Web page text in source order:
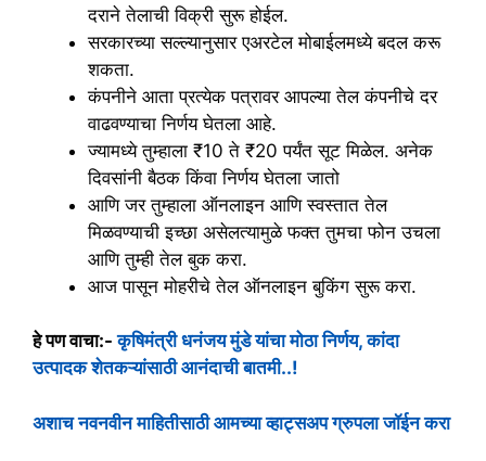
दराने तेलाची विक्री सुरू होईल.
सरकारच्या सल्ल्यानुसार एअरटेल मोबाईलमध्ये बदल करू
शकता.
कंपनीने आता प्रत्येक पत्रावर आपल्या तेल कंपनीचे दर
वाढवण्याचा निर्णय घेतला आहे.
ज्यामध्ये तुम्हाला ₹10 ते ₹20 पर्यंत सूट मिळेल. अनेक
दिवसांनी बैठक किंवा निर्णय घेतला जातो
आणि जर तुम्हाला ऑनलाइन आणि स्वस्तात तेल
मिळवण्याची इच्छा असेलत्यामुळे फक्त तुमचा फोन उचला
आणि तुम्ही तेल बुक करा.
आज पासून मोहरीचे तेल ऑनलाइन बुकिंग सुरू करा.
हे पण वाचा:-कृषिमंत्री धनंजय मुंडे यांचा मोठा निर्णय, कांदा
उत्पादक शेतकऱ्यांसाठी आनंदाची बातमी..!
अशाच नवनवीन माहितीसाठी आमच्या व्हाट्सअप ग्रुपला जॉईन करा